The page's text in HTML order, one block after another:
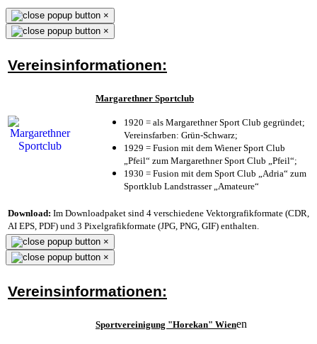
×
×
Vereinsinformationen:
Margarethner Sportclub
1920 = als Margarethner Sport Club gegründet;
Vereinsfarben: Grün-Schwarz;
1929 = Fusion mit dem Wiener Sport Club
„Pfeil“ zum Margarethner Sport Club „Pfeil“;
1930 = Fusion mit dem Sport Club „Adria“ zum
Sportklub Landstrasser „Amateure“
Download: Im Downloadpaket sind 4 verschiedene Vektorgrafikformate (CDR,
AI EPS, PDF) und 3 Pixelgrafikformate (JPG, PNG, GIF) enthalten.
×
×
Vereinsinformationen:
Sportvereinigung "Horekan" Wienen